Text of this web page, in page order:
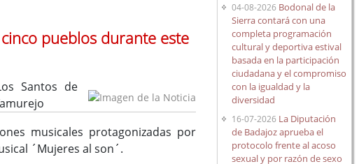
pueblos durante este
Santos de
musicales protagonizadas por
´Mujeres al son´.
04-08-2026 Bodonal de la
Sierra contará con una
completa programación
cultural y deportiva estival
basada en la participación
ciudadana y el compromiso
con la igualdad y la
diversidad
16-07-2026 La Diputación
de Badajoz aprueba el
protocolo frente al acoso
sexual y por razón de sexo